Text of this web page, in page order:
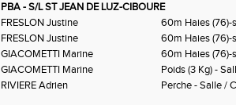
PBA - S/L ST JEAN DE LUZ-CIBOURE
FRESLON Justine
60m Haies (76)-
FRESLON Justine
60m Haies (76)-
GIACOMETTI Marine
60m Haies (76)-
GIACOMETTI Marine
Poids (3 Kg) -
RIVIERE Adrien
Perche - Salle /